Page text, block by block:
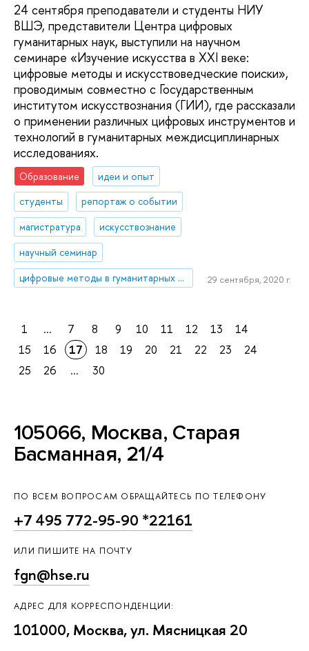
24 сентября преподаватели и студенты НИУ
ВШЭ, представители Центра цифровых
гуманитарных наук, выступили на научном
семинаре «Изучение искусства в XXI веке:
цифровые методы и искусствоведческие поиски»,
проводимым совместно с Государственным
институтом искусствознания (ГИИ), где рассказали
о применении различных цифровых инструментов и
технологий в гуманитарных междисциплинарных
исследованиях.
Образование
идеи и опыт
студенты
репортаж о событии
магистратура
искусствознание
научный семинар
цифровые методы в гуманитарных науках
29 сентября, 2020 г.
1 ... 7 8 9 10 11 12 13
14
15
16 17 18 19 20 21 22 23
24
25
26 ... 30
105066, Москва, Старая
Басманная, 21/4
ПО ВСЕМ ВОПРОСАМ ОБРАЩАЙТЕСЬ ПО ТЕЛЕФОНУ
+7 495 772-95-90 *22161
ИЛИ ПИШИТЕ НА ПОЧТУ
fgn@hse.ru
АДРЕС ДЛЯ КОРРЕСПОНДЕНЦИИ:
101000, Москва, ул. Мясницкая 20